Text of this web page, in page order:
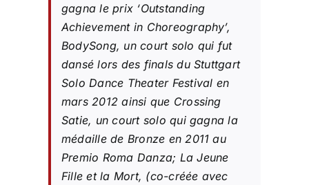
gagna le prix ‘Outstanding
Achievement in Choreography’,
BodySong, un court solo qui fut
dansé lors des finals du Stuttgart
Solo Dance Theater Festival en
mars 2012 ainsi que Crossing
Satie, un court solo qui gagna la
médaille de Bronze en 2011 au
Premio Roma Danza; La Jeune
Fille et la Mort, (co-créée avec